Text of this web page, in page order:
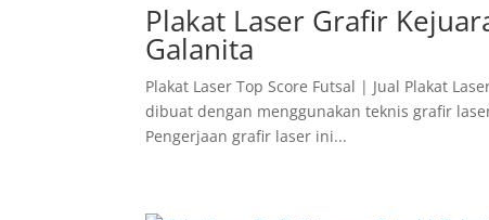
Plakat Laser Grafir
Galanita
Plakat Laser Top Score Futsal | Jual Plakat
dibuat dengan menggunakan teknis grafir
Pengerjaan grafir laser ini...